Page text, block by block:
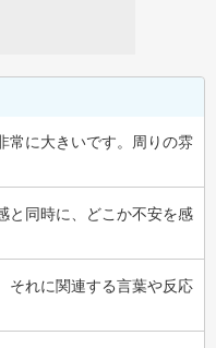
常に大きいです。周りの雰
と同時に、どこか不安を感
それに関連する言葉や反応